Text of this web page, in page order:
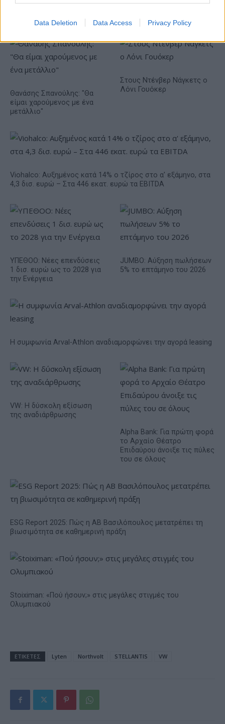
Data Deletion Data Access Privacy Policy
Το FIAT 500 Hybrid τώρα από 18.990 ευρώ
Θανάσης Σπανούλης: "Θα
είμαι χαρούμενος με ένα
μετάλλιο"
Στους Ντένβερ Νάγκετς ο
Λόνι Γουόκερ
Viohalco: Αυξημένος κατά 14% ο τζίρος στο α' εξάμηνο, στα
4,3 δισ. ευρώ – Στα 446 εκατ. ευρώ τα EBITDA
ΥΠΕΘΟΟ: Νέες επενδύσεις
1 δισ. ευρώ ως το 2028 για
την Ενέργεια
JUMBO: Αύξηση πωλήσεων
5% το επτάμηνο του 2026
Η συμφωνία Arval-Athlon αναδιαμορφώνει την αγορά leasing
VW: Η δύσκολη εξίσωση
της αναδιάρθρωσης
Alpha Bank: Για πρώτη φορά
το Αρχαίο Θέατρο
Επιδαύρου άνοιξε τις πύλες
του σε όλους
ESG Report 2025: Πώς η ΑΒ Βασιλόπουλος μετατρέπει τη
βιωσιμότητα σε καθημερινή πράξη
Stoiximan: «Πού ήσουν;» στις μεγάλες στιγμές του
Ολυμπιακού
ΕΤΙΚΕΤΕΣ Lyten Northvolt STELLANTIS VW